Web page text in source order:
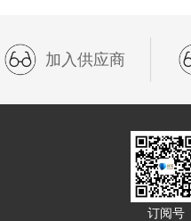
加入供应商
订阅号